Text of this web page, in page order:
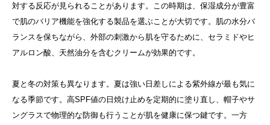
対する反応が見られることがあります。この時期は、保湿成分が豊富
で肌のバリア機能を強化する製品を選ぶことが大切です。肌の水分バ
ランスを保ちながら、外部の刺激から肌を守るために、セラミドやヒ
アルロン酸、天然油分を含むクリームが効果的です。
夏と冬の対策も異なります。夏は強い日差しによる紫外線が最も気に
なる季節です。高SPF値の日焼け止めを定期的に塗り直し、帽子やサ
ングラスで物理的な防御も行うことが肌を健康に保つ鍵です。一方